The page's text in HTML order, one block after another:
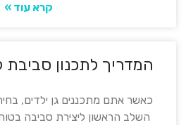
קרא עוד »
המדריך לתכנון
כאשר אתם מתכננים גן ילדים,
השלב הראשון ליצירת סביבה